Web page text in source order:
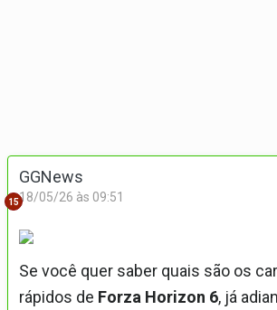
15
GGNews
18/05/26 às 09:51
Se você quer saber quais são os
rápidos de Forza Horizon 6, já